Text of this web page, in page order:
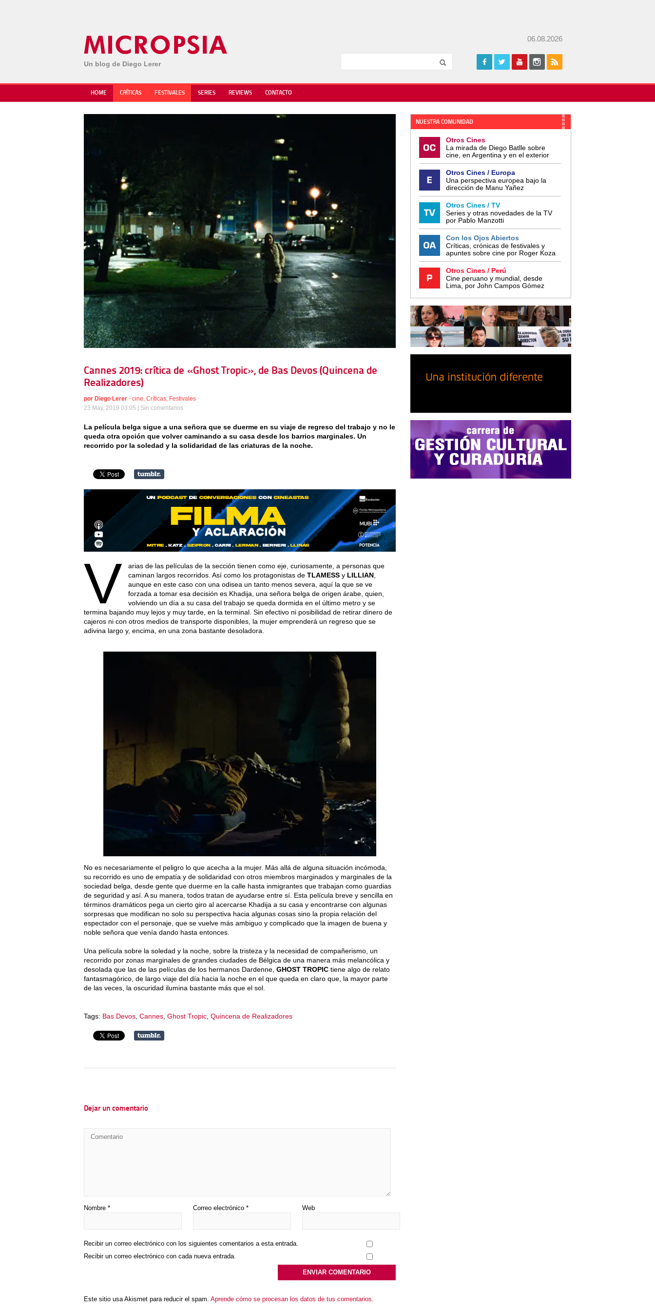
Un blog de Diego Lerer
06.08.2026
HOME CRÍTICAS FESTIVALES SERIES REVIEWS CONTACTO
Cannes 2019: crítica de «Ghost Tropic», de Bas Devos (Quincena de
Realizadores)
por Diego Lerer - cine, Críticas, Festivales
23 May, 2019 03:05 | Sin comentarios
La película belga sigue a una señora que se duerme en su viaje de regreso del trabajo y no le
queda otra opción que volver caminando a su casa desde los barrios marginales. Un
recorrido por la soledad y la solidaridad de las criaturas de la noche.
V
arias de las películas de la sección tienen como eje, curiosamente, a personas que
caminan largos recorridos. Así como los protagonistas de TLAMESSy LILLIAN,
aunque en este caso con una odisea un tanto menos severa, aquí la que se ve
forzada a tomar esa decisión es Khadija, una señora belga de origen árabe, quien,
volviendo un día a su casa del trabajo se queda dormida en el último metro y se
termina bajando muy lejos y muy tarde, en la terminal. Sin efectivo ni posibilidad de retirar dinero de
cajeros ni con otros medios de transporte disponibles, la mujer emprenderá un regreso que se
adivina largo y, encima, en una zona bastante desoladora.
No es necesariamente el peligro lo que acecha a la mujer. Más allá de alguna situación incómoda,
su recorrido es uno de empatía y de solidaridad con otros miembros marginados y marginales de la
sociedad belga, desde gente que duerme en la calle hasta inmigrantes que trabajan como guardias
de seguridad y así. A su manera, todos tratan de ayudarse entre sí. Esta película breve y sencilla en
términos dramáticos pega un cierto giro al acercarse Khadija a su casa y encontrarse con algunas
sorpresas que modifican no solo su perspectiva hacia algunas cosas sino la propia relación del
espectador con el personaje, que se vuelve más ambiguo y complicado que la imagen de buena y
noble señora que venía dando hasta entonces.
Una película sobre la soledad y la noche, sobre la tristeza y la necesidad de compañerismo, un
recorrido por zonas marginales de grandes ciudades de Bélgica de una manera más melancólica y
desolada que las de las películas de los hermanos Dardenne, GHOST TROPIC tiene algo de relato
fantasmagórico, de largo viaje del día hacia la noche en el que queda en claro que, la mayor parte
de las veces, la oscuridad ilumina bastante más que el sol.
Tags: Bas Devos Cannes Ghost Tropic Quincena de Realizadores
Dejar un comentario
Nombre * Correo electrónico * Web
Recibir un correo electrónico con los siguientes comentarios a esta entrada.
Recibir un correo electrónico con cada nueva entrada.
Este sitio usa Akismet para reducir el spam. Aprende cómo se procesan los datos de tus comentarios.
NUESTRA COMUNIDAD
Otros Cines
La mirada de Diego Batlle sobre
cine, en Argentina y en el exterior
Otros Cines / Europa
Una perspectiva europea bajo la
dirección de Manu Yañez
Otros Cines / TV
Series y otras novedades de la TV
por Pablo Manzotti
Con los Ojos Abiertos
Críticas, crónicas de festivales y
apuntes sobre cine por Roger Koza
Otros Cines / Perú
Cine peruano y mundial, desde
Lima, por John Campos Gómez